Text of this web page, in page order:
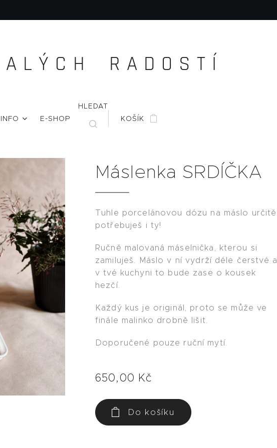
L Ý C H R A D O S T Í
INFO E-SHOP
HLEDAT
KOŠÍK
Máslenka SRDÍČKA
Tuhle porcelánovou dózu na máslo určitě
potřebuješ i ty!
Ručně malovaná máselnička, kterou si
zamiluješ. Máslo v ní vydrží déle čerstvé a
v tvé kuchyni to bude zase o kousek
hezčí.
Každý kus je originál, proto se může ve
finále malinko drobně lišit.
Doporučené pouze ruční mytí.
650,00 Kč
Do košíku